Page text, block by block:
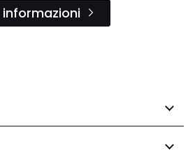
informazioni